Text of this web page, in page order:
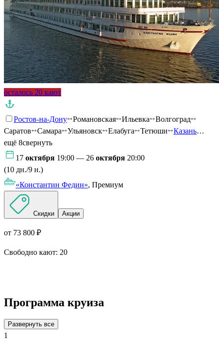
осталось 20 кают
Ростов-на-Дону Романовская Ильевка
Волгоград
Саратов
Самара Ульяновск Елабуга Тетюши Казань…
ещё 8свернуть
17 октября 19:00 — 26 октября 20:00
(10 дн./9 н.)
«Константин Федин», Премиум
Скидки Акции
от 73 800 ₽
Свободно кают: 20
Программа круиза
Развернуть все
1